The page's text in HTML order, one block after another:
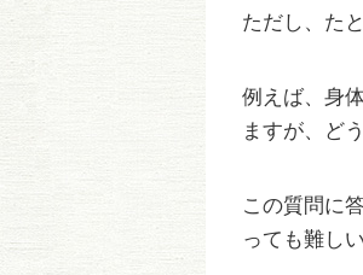
ただし、た
例えば、身
ますが、ど
この質問に
っても難し